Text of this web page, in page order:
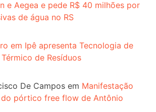
e Aegea e pede R$ 40 milhões por
de água no RS
em Ipê apresenta Tecnologia de
de Resíduos
De Campos em Manifestação
pórtico free flow de Antônio